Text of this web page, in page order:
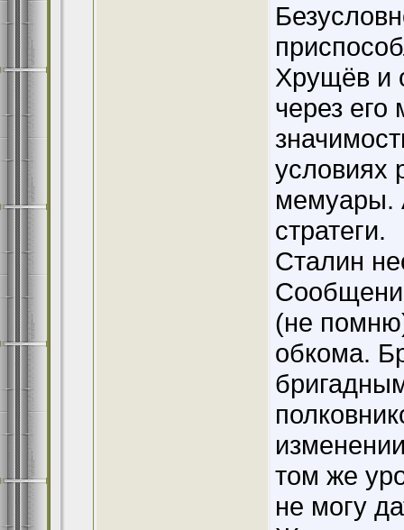
Хрущёв и
через
условиях
мемуары.
стратеги.
Сталин
(не
обкома.
том же
не могу